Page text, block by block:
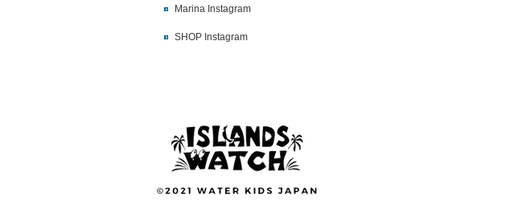
Marina Instagram
SHOP Instagram